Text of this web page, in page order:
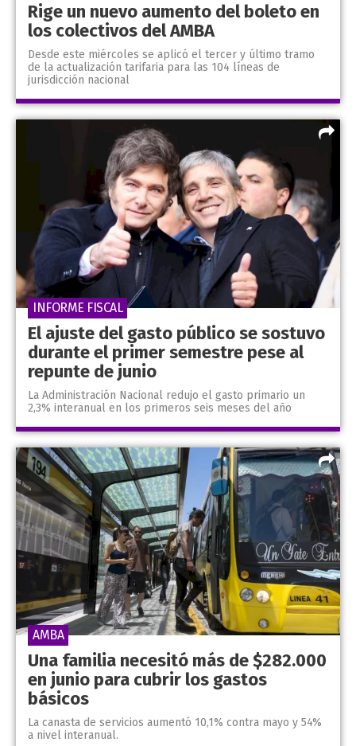
Rige un nuevo aumento del boleto en
los colectivos del AMBA
Desde este miércoles se aplicó el tercer y último tramo
de la actualización tarifaria para las 104 líneas de
jurisdicción nacional
El ajuste del gasto público se sostuvo
durante el primer semestre pese al
repunte de junio
La Administración Nacional redujo el gasto primario un
2,3% interanual en los primeros seis meses del año
INFORME FISCAL
Una familia necesitó más de $282.000
en junio para cubrir los gastos
básicos
La canasta de servicios aumentó 10,1% contra mayo y 54%
a nivel interanual.
AMBA